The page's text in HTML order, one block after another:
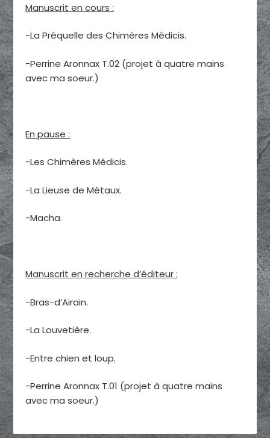
Manuscrit en cours :
-La Préquelle des Chimères Médicis.
-Perrine Aronnax T.02 (projet à quatre mains
avec ma soeur.)
En pause :
-Les Chimères Médicis.
-La Lieuse de Métaux.
-Macha.
Manuscrit en recherche d’éditeur :
-Bras-d’Airain.
-La Louvetière.
-Entre chien et loup.
-Perrine Aronnax T.01 (projet à quatre mains
avec ma soeur.)